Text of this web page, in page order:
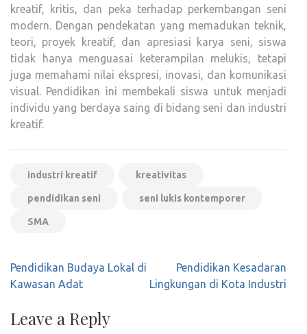
kreatif, kritis, dan peka terhadap perkembangan seni
modern. Dengan pendekatan yang memadukan teknik,
teori, proyek kreatif, dan apresiasi karya seni, siswa
tidak hanya menguasai keterampilan melukis, tetapi
juga memahami nilai ekspresi, inovasi, dan komunikasi
visual. Pendidikan ini membekali siswa untuk menjadi
individu yang berdaya saing di bidang seni dan industri
kreatif.
industri kreatif kreativitas
pendidikan seni seni lukis kontemporer
SMA
Post
navigation
Pendidikan Budaya Lokal di
Kawasan Adat
Pendidikan Kesadaran
Lingkungan di Kota Industri
Leave a Reply